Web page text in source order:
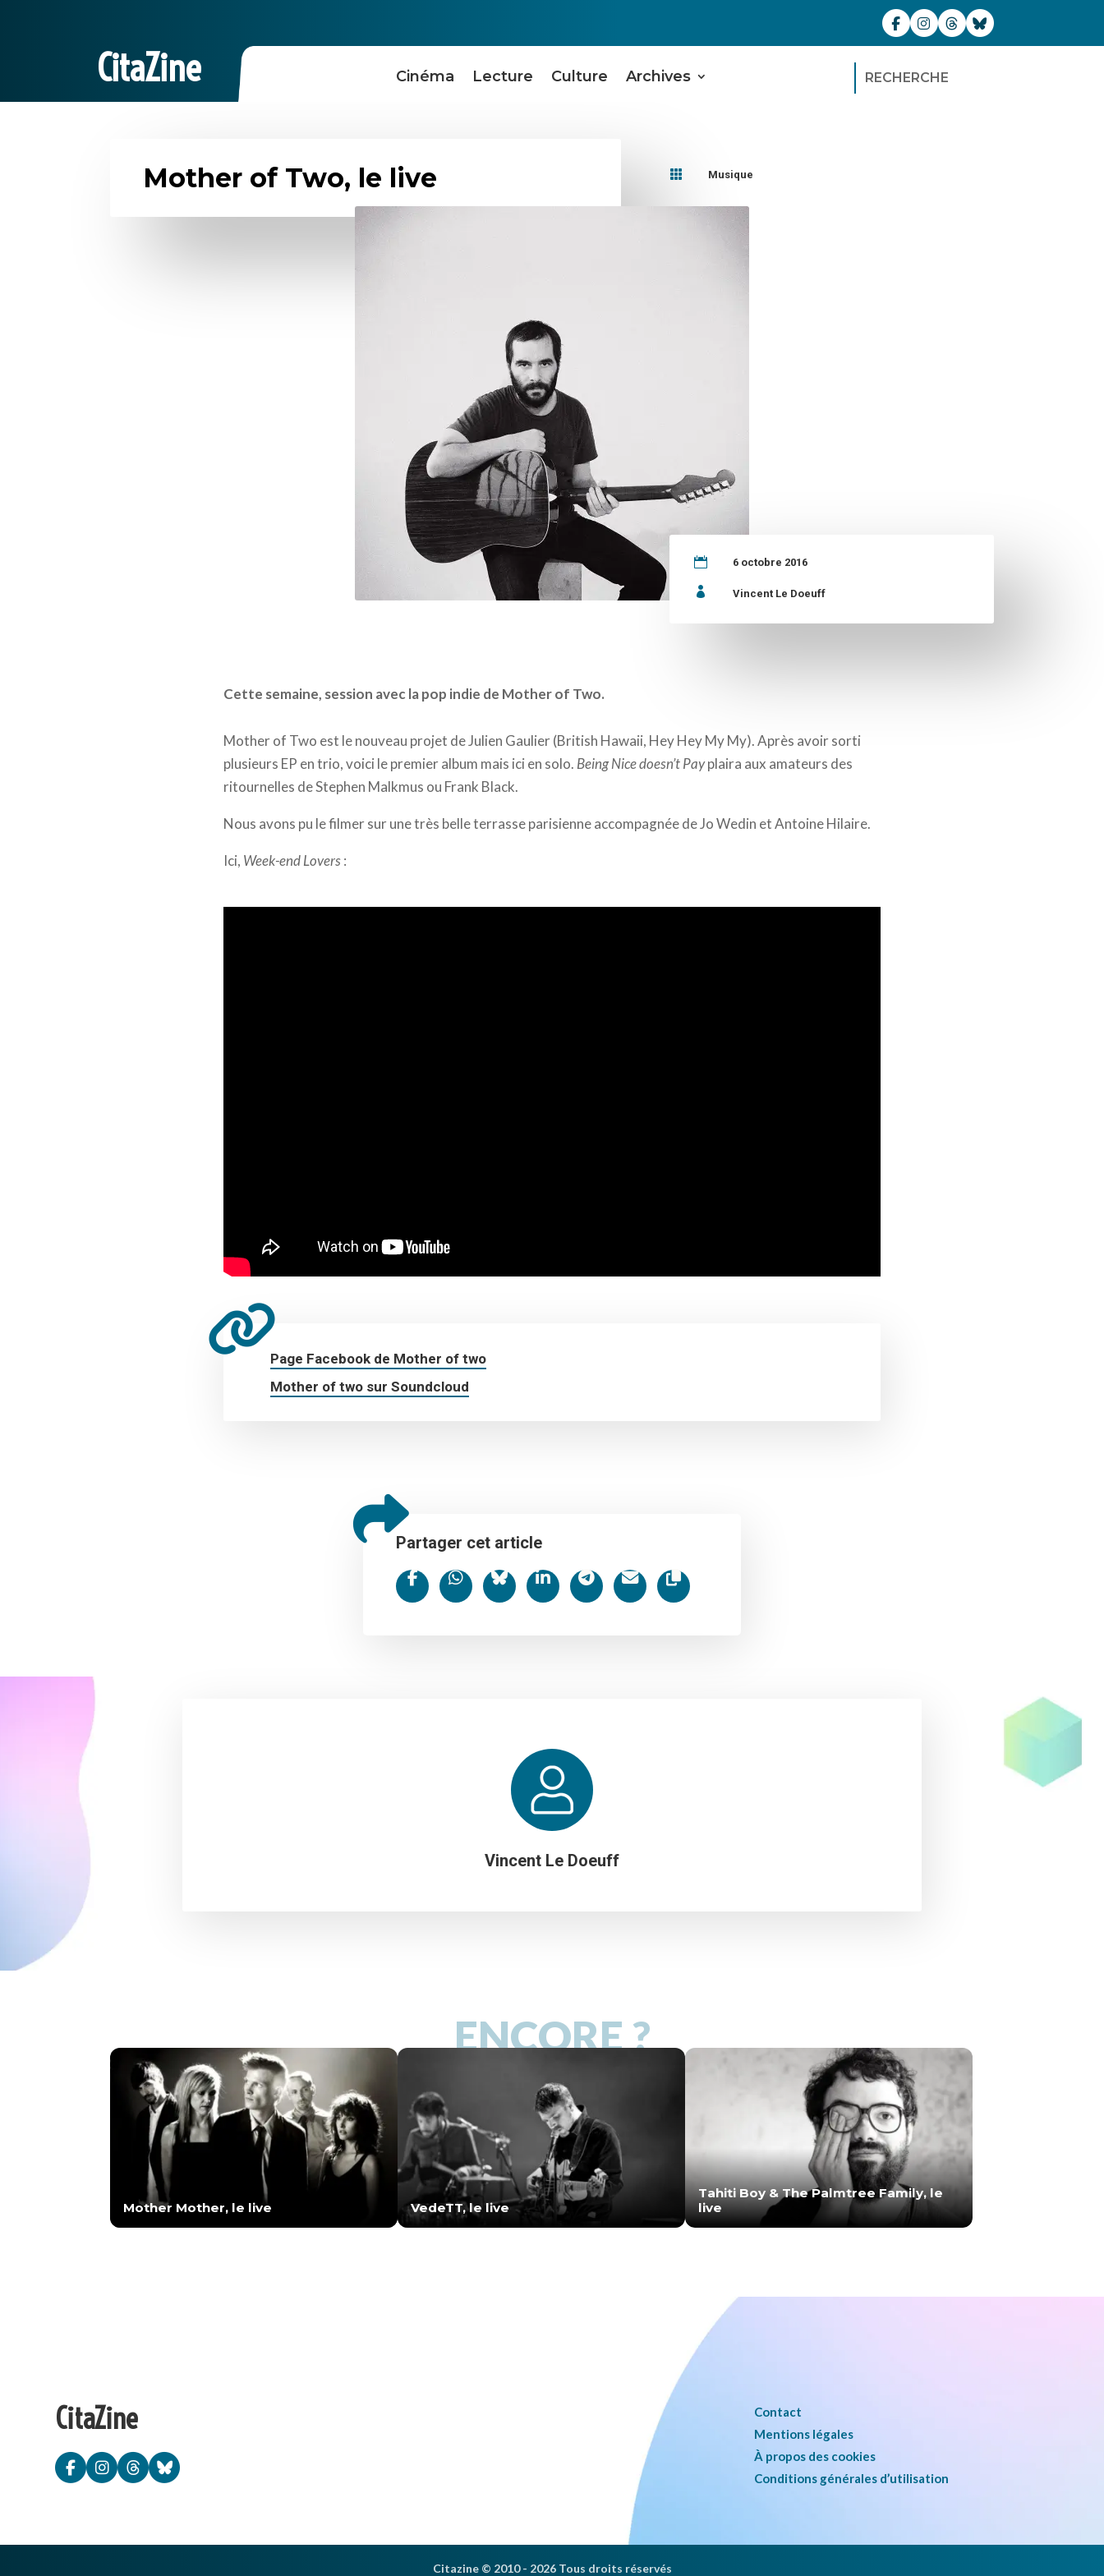
CitaZine Cinéma Lecture Culture Archives RECHERCHE
Mother of Two, le live  Musique
 6 octobre 2016
 Vincent Le Doeuff
Cette semaine, session avec la pop indie de Mother of Two.
Mother of Two est le nouveau projet de Julien Gaulier (British Hawaii, Hey Hey My My). Après avoir sorti
plusieurs EP en trio, voici le premier album mais ici en solo. Being Nice doesn’t Payplaira aux amateurs des
ritournelles de Stephen Malkmus ou Frank Black.
Nous avons pu le filmer sur une très belle terrasse parisienne accompagnée de Jo Wedin et Antoine Hilaire.
Ici, Week-end Lovers:
Page Facebook de Mother of two
Mother of two sur Soundcloud
Partager cet article
Vincent Le Doeuff
ENCORE ?
Mother Mother, le live VedeTT, le live
Tahiti Boy & The Palmtree Family, le
live
CitaZine
Contact
Mentions légales
À propos des cookies
Conditions générales d’utilisation
Citazine © 2010 - 2026 Tous droits réservés